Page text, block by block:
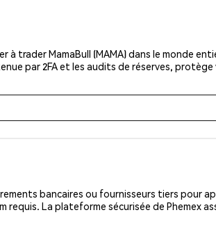
à trader MamaBull (MAMA) dans le monde
par 2FA et les audits de réserves,
bancaires ou fournisseurs tiers pour
La plateforme sécurisée de Phemex